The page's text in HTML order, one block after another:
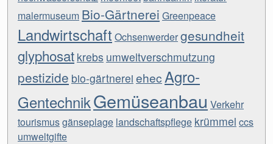
malermuseum Bio-Gärtnerei Greenpeace
Landwirtschaft Ochsenwerdergesundheit
glyphosat krebs umweltverschmutzung
pestizide bio-gärtnerei ehec Agro-
GentechnikGemüseanbau Verkehr
tourismusgänseplage landschaftspflege krümmel ccs
umweltgifte